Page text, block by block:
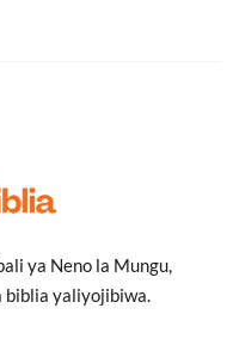
ya Neno la Mungu,
biblia yaliyojibiwa.